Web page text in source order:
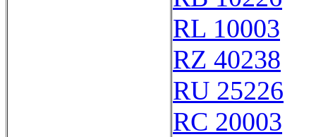
RL 10003
RZ 40238
RU 25226
RC 20003